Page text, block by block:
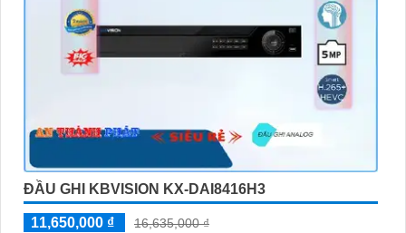
ĐẦU GHI KBVISION KX-DAI8416H3
11,650,000 ₫
16,635,000 ₫